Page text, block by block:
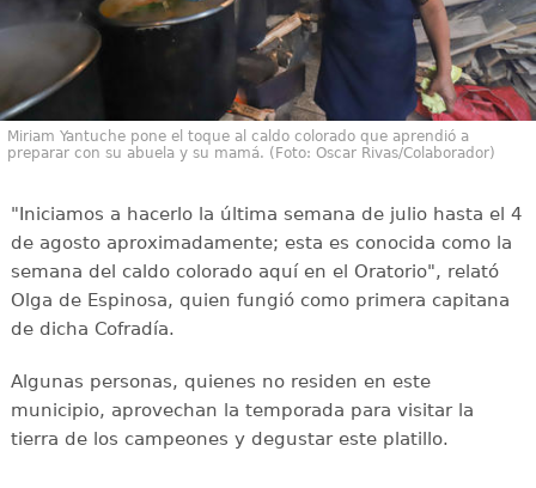
Miriam Yantuche pone el toque al caldo colorado que aprendió a
preparar con su abuela y su mamá. (Foto: Oscar Rivas/Colaborador)
"Iniciamos a hacerlo la última semana de julio hasta el 4
de agosto aproximadamente; esta es conocida como la
semana del caldo colorado aquí en el Oratorio", relató
Olga de Espinosa, quien fungió como primera capitana
de dicha Cofradía.
Algunas personas, quienes no residen en este
municipio, aprovechan la temporada para visitar la
tierra de los campeones y degustar este platillo.